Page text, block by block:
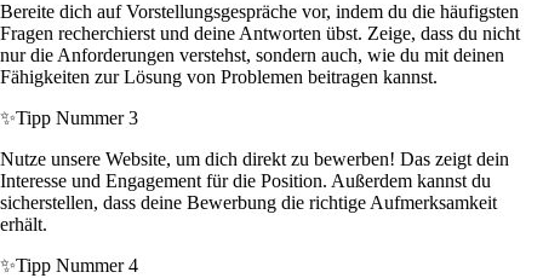
Bereite dich auf Vorstellungsgespräche vor, indem du die häufigsten
Fragen recherchierst und deine Antworten übst. Zeige, dass du nicht
nur die Anforderungen verstehst, sondern auch, wie du mit deinen
Fähigkeiten zur Lösung von Problemen beitragen kannst.
✨Tipp Nummer 3
Nutze unsere Website, um dich direkt zu bewerben! Das zeigt dein
Interesse und Engagement für die Position. Außerdem kannst du
sicherstellen, dass deine Bewerbung die richtige Aufmerksamkeit
erhält.
✨Tipp Nummer 4